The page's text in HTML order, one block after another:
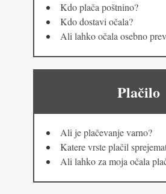
Kdo plača poštnino?
Kdo dostavi očala?
Ali lahko očala osebno
Plačilo
Ali je plačevanje varno?
Katere vrste plačil
Ali lahko za moja očala